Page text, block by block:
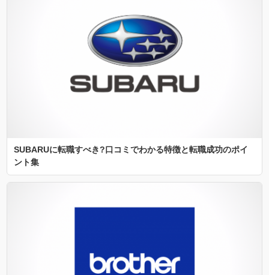
SUBARUに転職すべき?口コミでわかる特徴と転職成功のポイ
ント集